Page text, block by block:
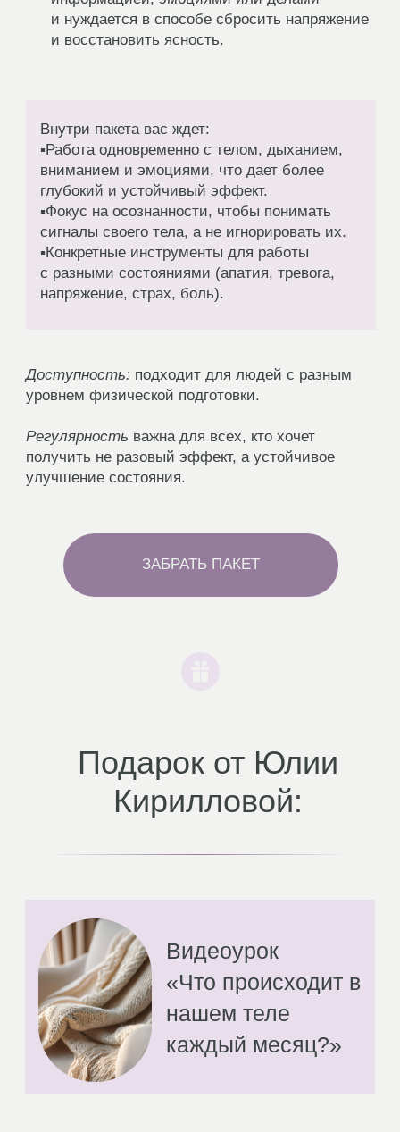
ЗАБРАТЬ УРОК